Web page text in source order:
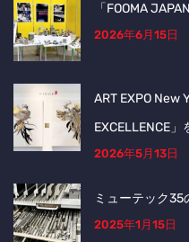
「FOOMA
2026年6月15日
ART EXPO New
EXCELLENCE」
2026年5月13日
ミューテック35
2025年1月15日